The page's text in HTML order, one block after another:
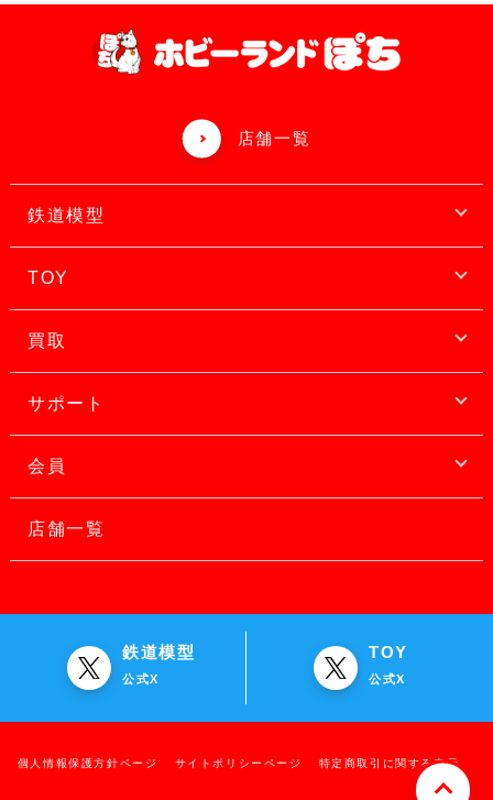
店舗一覧
鉄道模型
TOY
買取
サポート
会員
店舗一覧
鉄道模型
公式X
TOY
公式X
個人情報保護方針ページ サイトポリシーページ 特定商取引に関する表示